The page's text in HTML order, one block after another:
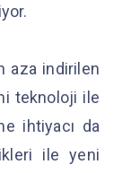
aza indirilen
teknoloji ile
ihtiyacı da
ile yeni